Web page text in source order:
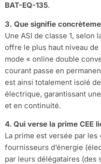
BAT-EQ-135.
3. Que signifie
Une ASI de classe 1, selon
offre le plus haut niveau
mode « online double
courant passe en
est ainsi totalement isolé
électrique, garantissant
et en continuité.
4. Qui verse la prime CEE
La prime est versée par
fournisseurs d’énergie
par leurs délégataires (des